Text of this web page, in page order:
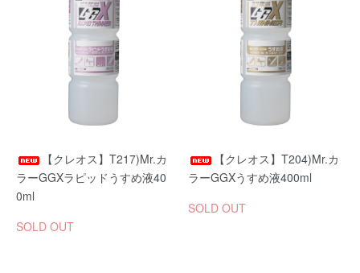
【クレオス】T217)Mr.カ
ラーGGXラピッドうすめ液40
0ml
SOLD OUT
【クレオス】T204)Mr.カ
ラーGGXうすめ液400ml
SOLD OUT